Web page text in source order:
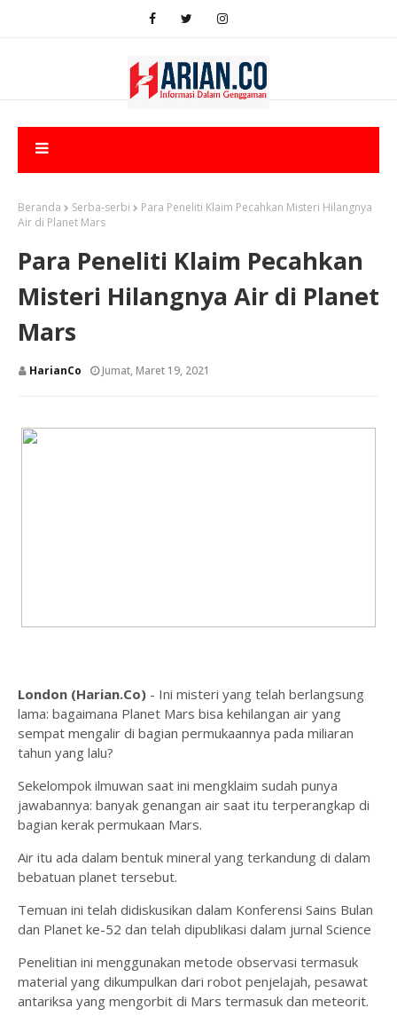
Beranda Serba-serbi
Para Peneliti Klaim Pecahkan Misteri Hilangnya
Air di Planet Mars
Para Peneliti Klaim Pecahkan
Misteri Hilangnya Air di Planet
Mars
HarianCo Jumat, Maret 19, 2021
London (Harian.Co) - Ini misteri yang telah berlangsung
lama: bagaimana Planet Mars bisa kehilangan air yang
sempat mengalir di bagian permukaannya pada miliaran
tahun yang lalu?
Sekelompok ilmuwan saat ini mengklaim sudah punya
jawabannya: banyak genangan air saat itu terperangkap di
bagian kerak permukaan Mars.
Air itu ada dalam bentuk mineral yang terkandung di dalam
bebatuan planet tersebut.
Temuan ini telah didiskusikan dalam Konferensi Sains Bulan
dan Planet ke-52 dan telah dipublikasi dalam jurnal Science
Penelitian ini menggunakan metode observasi termasuk
material yang dikumpulkan dari robot penjelajah, pesawat
antariksa yang mengorbit di Mars termasuk dan meteorit.